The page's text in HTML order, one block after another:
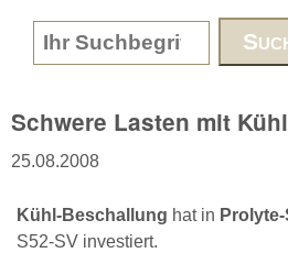
Search form
Schwere Lasten mit Kühl
25.08.2008
Kühl-Beschallung hat in
S52-SV investiert.